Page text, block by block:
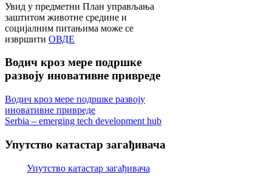
Увид у предметни План управљања
заштитом животне средине и
социјалним питањима може се
извршити ОВДЕ
Водич кроз мере подршке
развоју иновативне привреде
Водич кроз мере подршке развоју
иновативне привреде
Serbia – emerging tech development hub
Упутство катастар загађивача
Упутство катастар загађивача